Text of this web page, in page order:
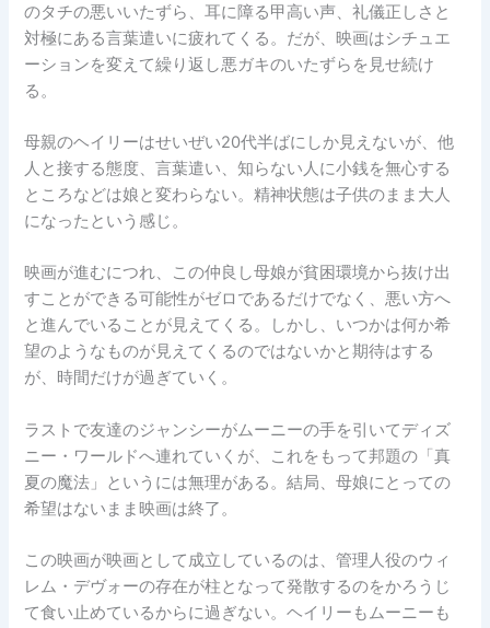
のタチの悪いいたずら、耳に障る甲高い声、礼儀正しさと
対極にある言葉遣いに疲れてくる。だが、映画はシチュエ
ーションを変えて繰り返し悪ガキのいたずらを見せ続け
る。
母親のヘイリーはせいぜい20代半ばにしか見えないが、他
人と接する態度、言葉遣い、知らない人に小銭を無心する
ところなどは娘と変わらない。精神状態は子供のまま大人
になったという感じ。
映画が進むにつれ、この仲良し母娘が貧困環境から抜け出
すことができる可能性がゼロであるだけでなく、悪い方へ
と進んでいることが見えてくる。しかし、いつかは何か希
望のようなものが見えてくるのではないかと期待はする
が、時間だけが過ぎていく。
ラストで友達のジャンシーがムーニーの手を引いてディズ
ニー・ワールドへ連れていくが、これをもって邦題の「真
夏の魔法」というには無理がある。結局、母娘にとっての
希望はないまま映画は終了。
この映画が映画として成立しているのは、管理人役のウィ
レム・デヴォーの存在が柱となって発散するのをかろうじ
て食い止めているからに過ぎない。ヘイリーもムーニーも